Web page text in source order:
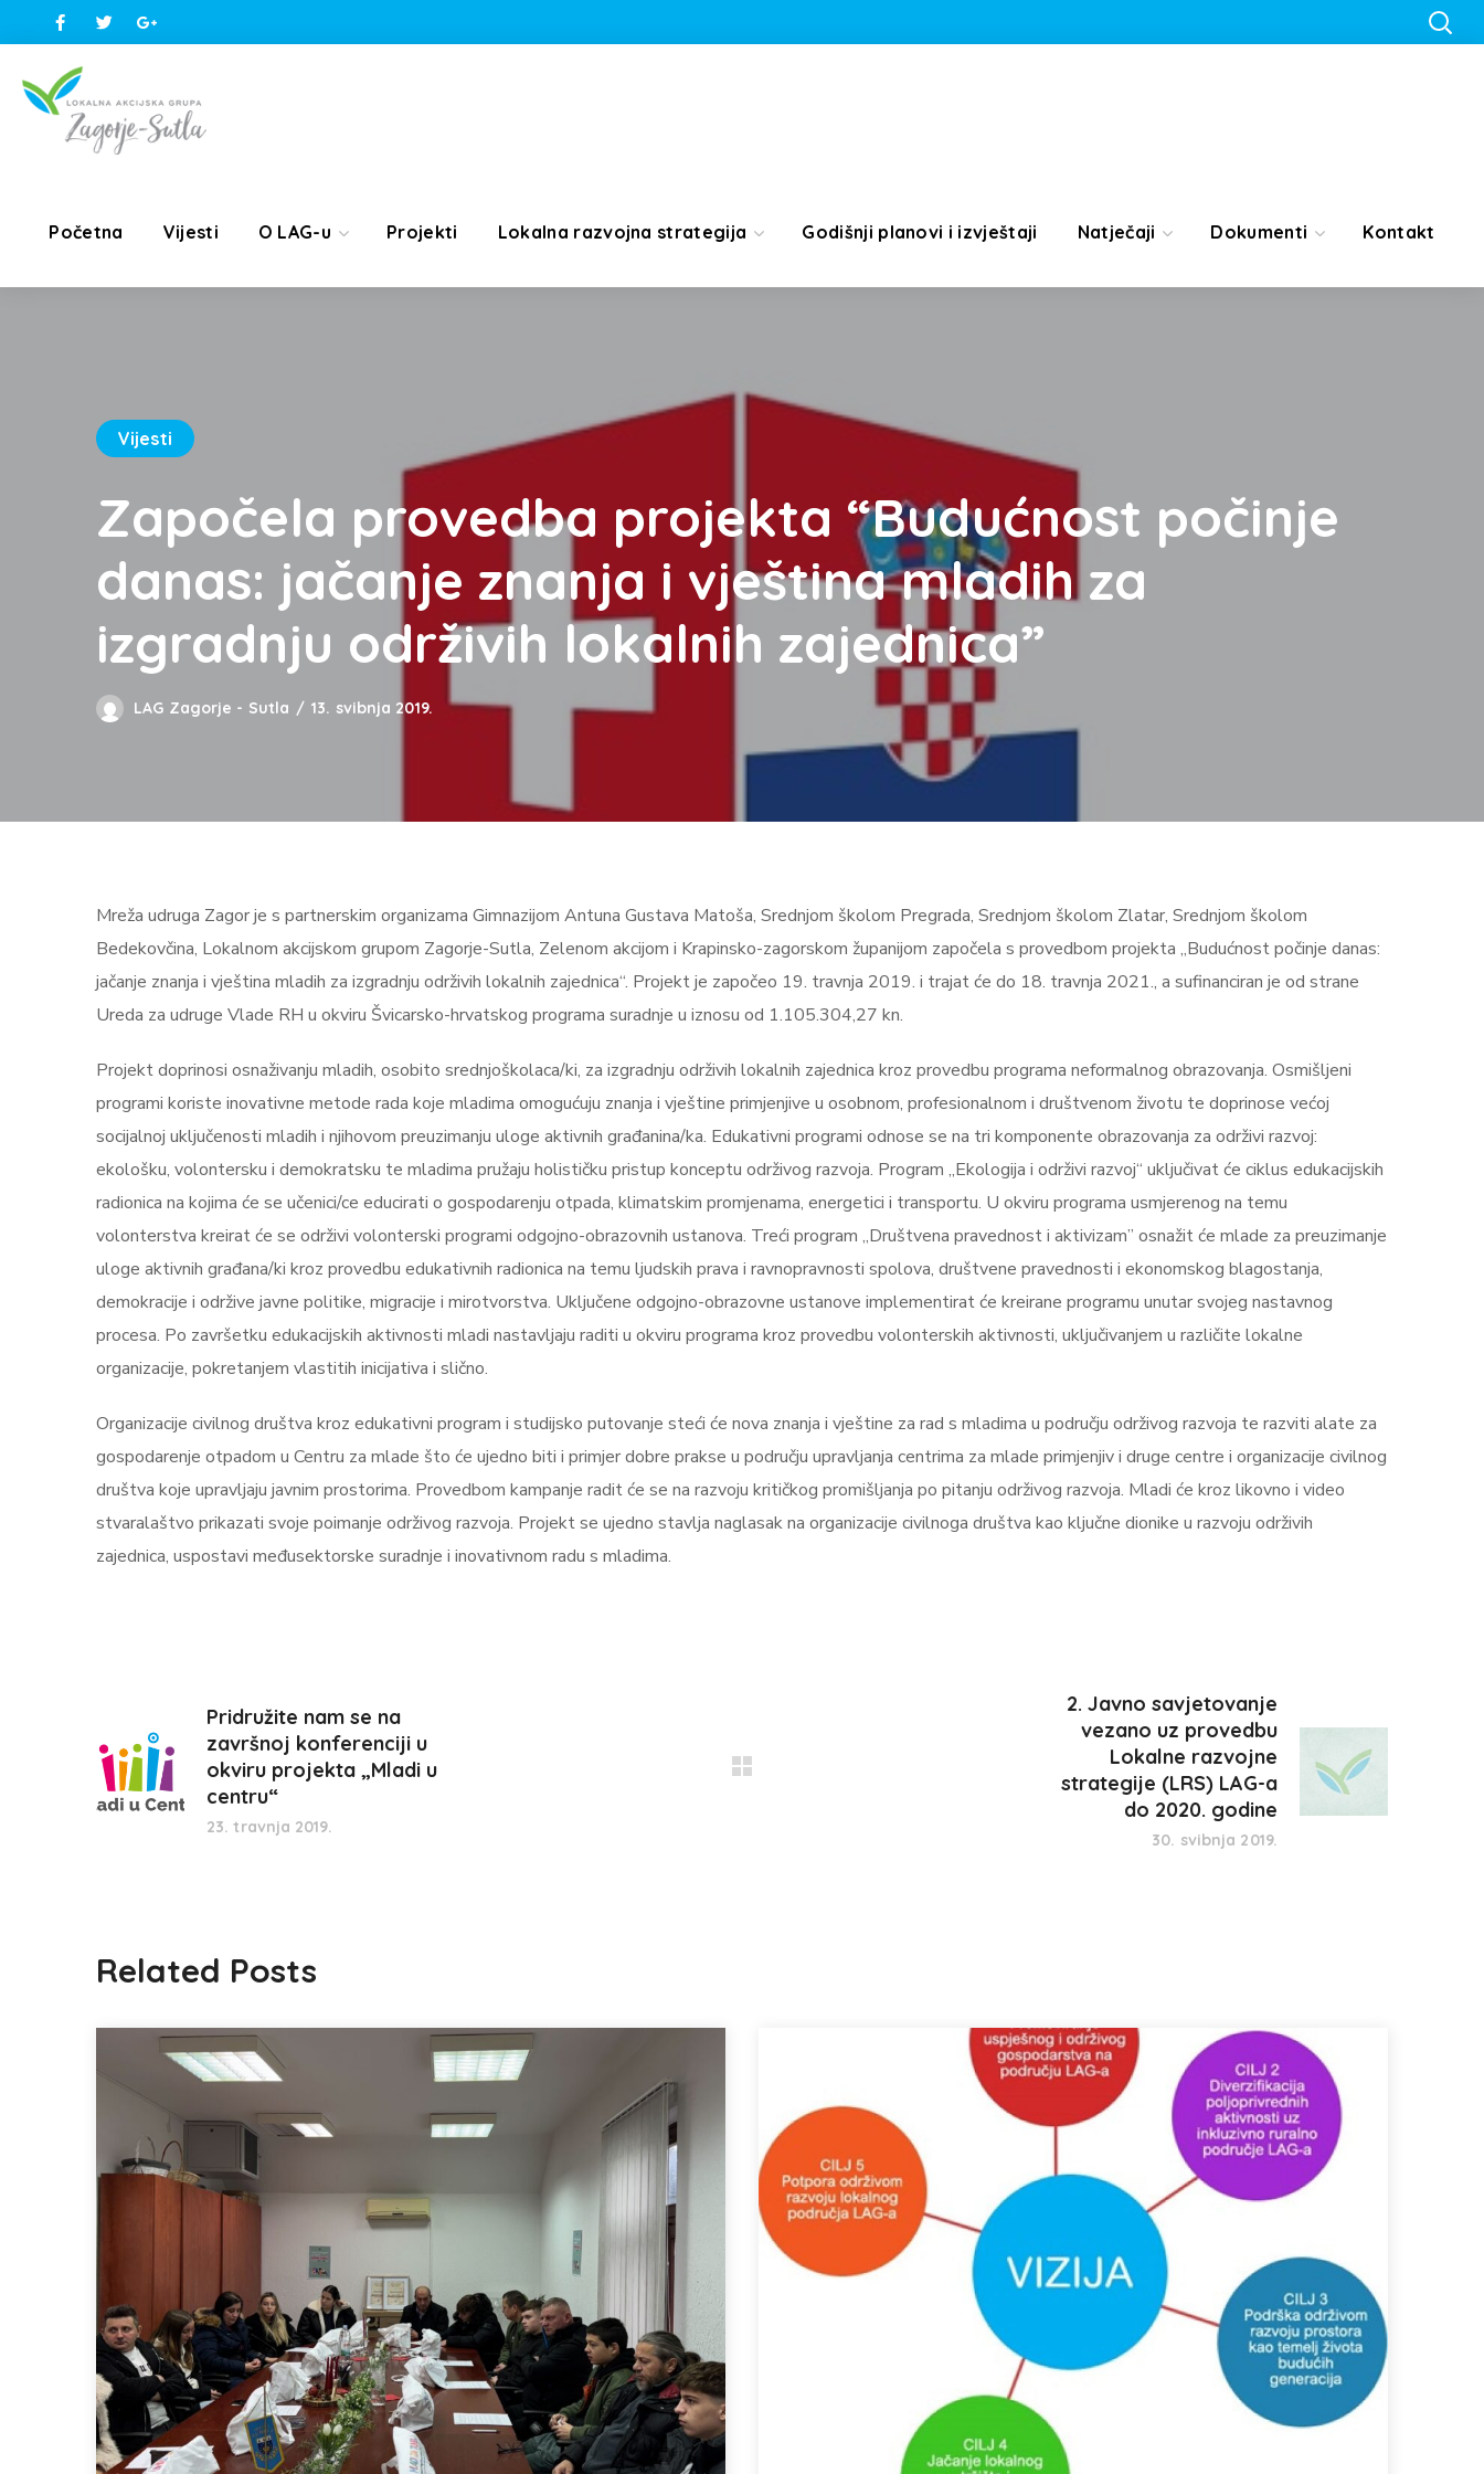
Početna Vijesti O LAG-u Projekti Lokalna razvojna strategija Godišnji planovi i izvještaji Natječaji Dokumenti Kontakt
Vijesti
Započela provedba projekta “Budućnost počinje
danas: jačanje znanja i vještina mladih za
izgradnju održivih lokalnih zajednica”
LAG Zagorje - Sutla 13. svibnja 2019.
Mreža udruga Zagor je s partnerskim organizama Gimnazijom Antuna Gustava Matoša, Srednjom školom Pregrada, Srednjom školom Zlatar, Srednjom školom
Bedekovčina, Lokalnom akcijskom grupom Zagorje-Sutla, Zelenom akcijom i Krapinsko-zagorskom županijom započela s provedbom projekta „Budućnost počinje danas:
jačanje znanja i vještina mladih za izgradnju održivih lokalnih zajednica“. Projekt je započeo 19. travnja 2019. i trajat će do 18. travnja 2021., a sufinanciran je od strane
Ureda za udruge Vlade RH u okviru Švicarsko-hrvatskog programa suradnje u iznosu od 1.105.304,27 kn.
Projekt doprinosi osnaživanju mladih, osobito srednjoškolaca/ki, za izgradnju održivih lokalnih zajednica kroz provedbu programa neformalnog obrazovanja. Osmišljeni
programi koriste inovativne metode rada koje mladima omogućuju znanja i vještine primjenjive u osobnom, profesionalnom i društvenom životu te doprinose većoj
socijalnoj uključenosti mladih i njihovom preuzimanju uloge aktivnih građanina/ka. Edukativni programi odnose se na tri komponente obrazovanja za održivi razvoj:
ekološku, volontersku i demokratsku te mladima pružaju holističku pristup konceptu održivog razvoja. Program „Ekologija i održivi razvoj“ uključivat će ciklus edukacijskih
radionica na kojima će se učenici/ce educirati o gospodarenju otpada, klimatskim promjenama, energetici i transportu. U okviru programa usmjerenog na temu
volonterstva kreirat će se održivi volonterski programi odgojno-obrazovnih ustanova. Treći program „Društvena pravednost i aktivizam” osnažit će mlade za preuzimanje
uloge aktivnih građana/ki kroz provedbu edukativnih radionica na temu ljudskih prava i ravnopravnosti spolova, društvene pravednosti i ekonomskog blagostanja,
demokracije i održive javne politike, migracije i mirotvorstva. Uključene odgojno-obrazovne ustanove implementirat će kreirane programu unutar svojeg nastavnog
procesa. Po završetku edukacijskih aktivnosti mladi nastavljaju raditi u okviru programa kroz provedbu volonterskih aktivnosti, uključivanjem u različite lokalne
organizacije, pokretanjem vlastitih inicijativa i slično.
Organizacije civilnog društva kroz edukativni program i studijsko putovanje steći će nova znanja i vještine za rad s mladima u području održivog razvoja te razviti alate za
gospodarenje otpadom u Centru za mlade što će ujedno biti i primjer dobre prakse u području upravljanja centrima za mlade primjenjiv i druge centre i organizacije civilnog
društva koje upravljaju javnim prostorima. Provedbom kampanje radit će se na razvoju kritičkog promišljanja po pitanju održivog razvoja. Mladi će kroz likovno i video
stvaralaštvo prikazati svoje poimanje održivog razvoja. Projekt se ujedno stavlja naglasak na organizacije civilnoga društva kao ključne dionike u razvoju održivih
zajednica, uspostavi međusektorske suradnje i inovativnom radu s mladima.
Pridružite nam se na
završnoj konferenciji u
okviru projekta „Mladi u
centru“
23. travnja 2019.
2. Javno savjetovanje
vezano uz provedbu
Lokalne razvojne
strategije (LRS) LAG-a
do 2020. godine
30. svibnja 2019.
Related Posts